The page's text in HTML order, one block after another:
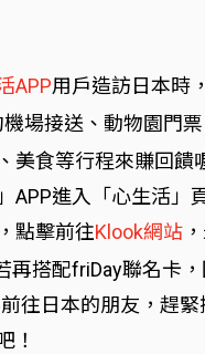
APP用戶造訪日本時
機場接送、動物園門
美食等行程來賺回饋
APP進入「心生活」
點擊前往Klook網站
再搭配friDay聯名卡
往日本的朋友，趕
！